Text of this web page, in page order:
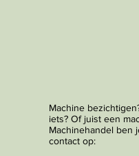
Machine
iets? Of juist een
Machinehandel ben
contact op: